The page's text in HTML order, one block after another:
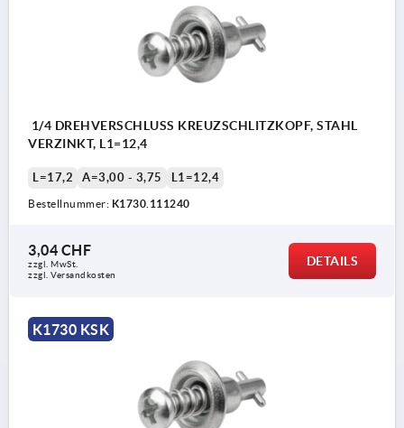
1/4 DREHVERSCHLUSS KREUZSCHLITZKOPF, STAHL
VERZINKT, L1=12,4
L=17,2 A=3,00 - 3,75 L1=12,4
Bestellnummer: K1730.111240
3,04 CHF
zzgl. MwSt.
zzgl. Versandkosten
DETAILS
K1730 KSK